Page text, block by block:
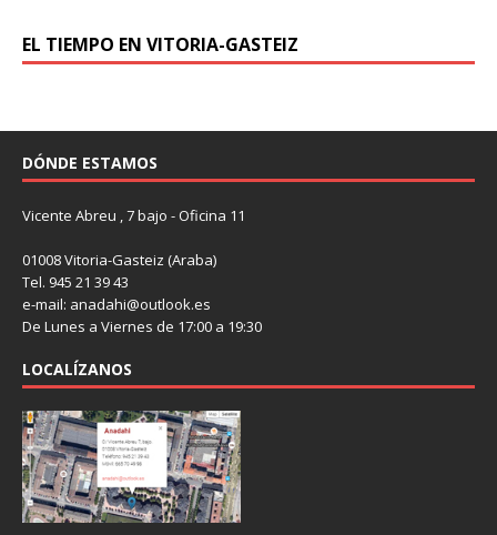
EL TIEMPO EN VITORIA-GASTEIZ
DÓNDE ESTAMOS
Vicente Abreu , 7 bajo - Oficina 11
01008 Vitoria-Gasteiz (Araba)
Tel. 945 21 39 43
e-mail: anadahi@outlook.es
De Lunes a Viernes de 17:00 a 19:30
LOCALÍZANOS